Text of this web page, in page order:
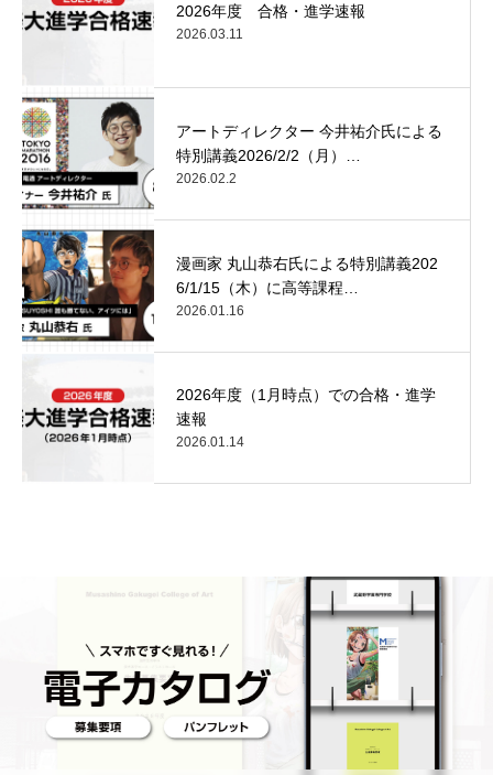
2026年度 合格・進学速報
2026.03.11
アートディレクター 今井祐介氏による
特別講義2026/2/2（月）…
2026.02.2
漫画家 丸山恭右氏による特別講義202
6/1/15（木）に高等課程…
2026.01.16
2026年度（1月時点）での合格・進学
速報
2026.01.14